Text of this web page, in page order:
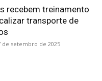
recebem treinamento
transporte de
de setembro de 2025